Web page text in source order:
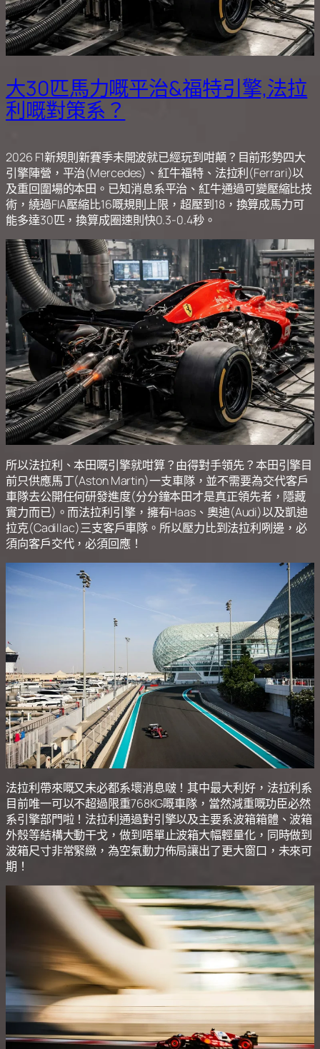
大30匹馬力嘅平治&福特引擎,法拉
利嘅對策系？
2026 F1新規則新賽季未開波就已經玩到咁顛？目前形勢四大
引擎陣營，平治(Mercedes)、紅牛福特、法拉利(Ferrari)以
及重回圍場的本田。已知消息系平治、紅牛通過可變壓縮比技
術，繞過FIA壓縮比16嘅規則上限，超壓到18，換算成馬力可
能多達30匹，換算成圈速則快0.3-0.4秒。
所以法拉利、本田嘅引擎就咁算？由得對手領先？本田引擎目
前只供應馬丁(Aston Martin)一支車隊，並不需要為交代客戶
車隊去公開任何研發進度(分分鐘本田才是真正領先者，隱藏
實力而已)。而法拉利引擎，擁有Haas、奧迪(Audi)以及凱迪
拉克(Cadillac)三支客戶車隊。所以壓力比到法拉利咧邊，必
須向客戶交代，必須回應！
法拉利帶來嘅又未必都系壞消息啵！其中最大利好，法拉利系
目前唯一可以不超過限重768KG嘅車隊，當然減重嘅功臣必然
系引擎部門啦！法拉利通過對引擎以及主要系波箱箱體、波箱
外殼等結構大動干戈，做到唔單止波箱大幅輕量化，同時做到
波箱尺寸非常緊緻，為空氣動力佈局讓出了更大窗口，未來可
期！